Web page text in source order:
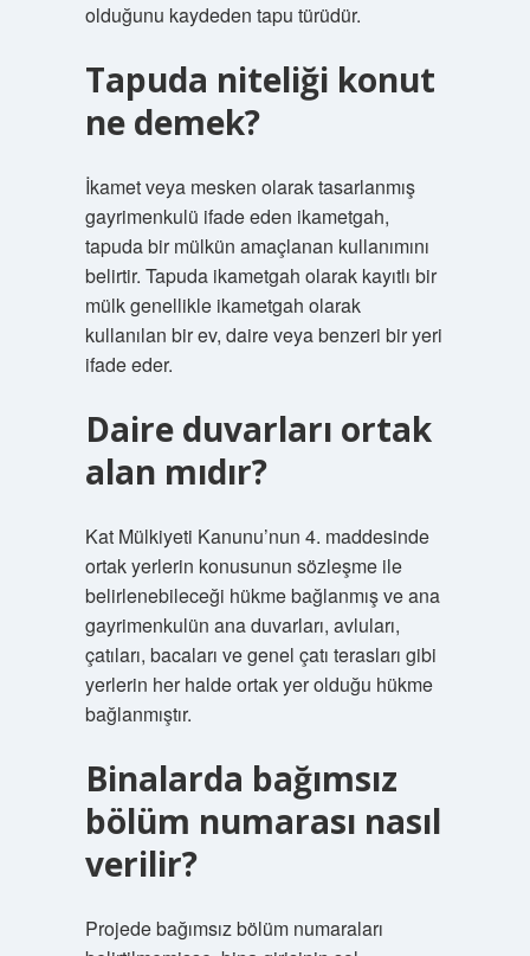
olduğunu kaydeden tapu türüdür.
Tapuda niteliği konut
ne demek?
İkamet veya mesken olarak tasarlanmış
gayrimenkulü ifade eden ikametgah,
tapuda bir mülkün amaçlanan kullanımını
belirtir. Tapuda ikametgah olarak kayıtlı bir
mülk genellikle ikametgah olarak
kullanılan bir ev, daire veya benzeri bir yeri
ifade eder.
Daire duvarları ortak
alan mıdır?
Kat Mülkiyeti Kanunu’nun 4. maddesinde
ortak yerlerin konusunun sözleşme ile
belirlenebileceği hükme bağlanmış ve ana
gayrimenkulün ana duvarları, avluları,
çatıları, bacaları ve genel çatı terasları gibi
yerlerin her halde ortak yer olduğu hükme
bağlanmıştır.
Binalarda bağımsız
bölüm numarası nasıl
verilir?
Projede bağımsız bölüm numaraları